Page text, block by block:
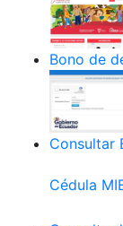
Bono de
Consultar
Cédula